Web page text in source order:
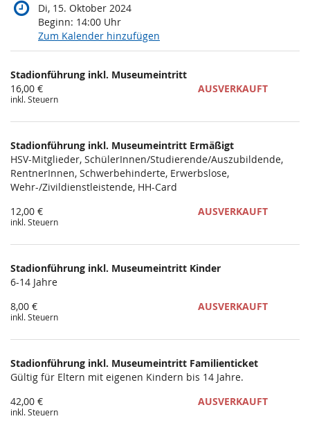
Di, 15. Oktober 2024
Beginn: 14:00 Uhr
Zum Kalender hinzufügen
Produkte
Unkategorisierte
Produkte
Stadionführung inkl. Museumeintritt
16,00 €
inkl. Steuern
AUSVERKAUFT
Stadionführung inkl. Museumeintritt Ermäßigt
HSV-Mitglieder, SchülerInnen/Studierende/Auszubildende,
RentnerInnen, Schwerbehinderte, Erwerbslose,
Wehr-/Zivildienstleistende, HH-Card
12,00 €
inkl. Steuern
AUSVERKAUFT
Stadionführung inkl. Museumeintritt Kinder
6-14 Jahre
8,00 €
inkl. Steuern
AUSVERKAUFT
Stadionführung inkl. Museumeintritt Familienticket
Gültig für Eltern mit eigenen Kindern bis 14 Jahre.
42,00 €
inkl. Steuern
AUSVERKAUFT